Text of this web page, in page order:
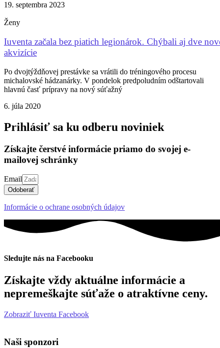
19. septembra 2023
Ženy
Iuventa začala bez piatich legionárok. Chýbali aj dve
akvizície
Po dvojtýždňovej prestávke sa vrátili do tréningového procesu
michalovské hádzanárky. V pondelok predpoludním odštartovali
hlavnú časť prípravy na nový súťažný
6. júla 2020
Prihlásiť sa ku odberu noviniek
Získajte čerstvé informácie priamo do svojej e-
mailovej schránky
Email
Odoberať
Informácie o ochrane osobných údajov
Sledujte nás na Facebooku
Získajte vždy aktuálne informácie a
nepremeškajte súťaže o atraktívne ceny.
Zobraziť Iuventa Facebook
Naši sponzori